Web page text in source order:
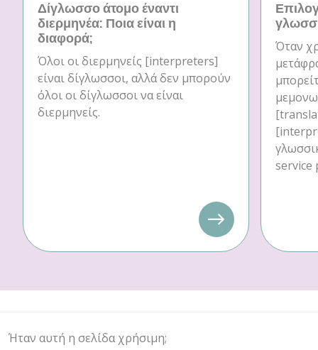
Δίγλωσσο άτομο έναντι
διερμηνέα: Ποια είναι η
διαφορά;
Όλοι οι διερμηνείς [interpreters]
είναι δίγλωσσοι, αλλά δεν μπορούν
όλοι οι δίγλωσσοι να είναι
διερμηνείς.
Όταν
service
Ήταν αυτή η σελίδα χρήσιμη;